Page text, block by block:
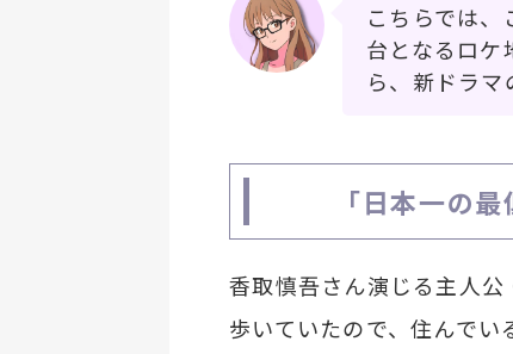
こちらでは
台となるロケ
ら、新ドラマ
「日本一の
香取慎吾さん演じる主人
歩いていたので、住んで